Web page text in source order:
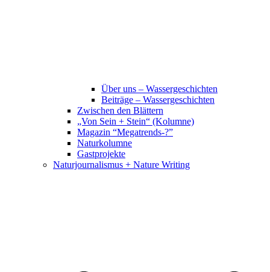
Über uns – Wassergeschichten
Beiträge – Wassergeschichten
Zwischen den Blättern
„Von Sein + Stein“ (Kolumne)
Magazin “Megatrends-?”
Naturkolumne
Gastprojekte
Naturjournalismus + Nature Writing